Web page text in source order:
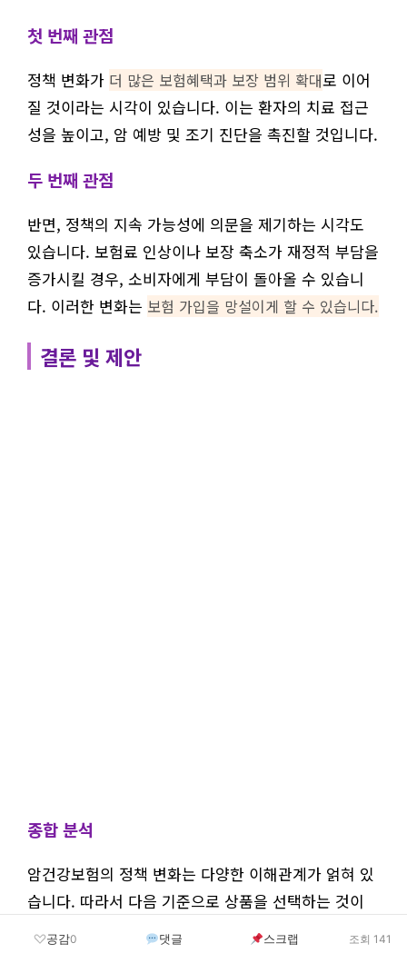
첫 번째 관점
정책 변화가 더 많은 보험혜택과 보장 범위 확대로 이어
질 것이라는 시각이 있습니다. 이는 환자의 치료 접근
성을 높이고, 암 예방 및 조기 진단을 촉진할 것입니다.
두 번째 관점
반면, 정책의 지속 가능성에 의문을 제기하는 시각도
있습니다. 보험료 인상이나 보장 축소가 재정적 부담을
증가시킬 경우, 소비자에게 부담이 돌아올 수 있습니
다. 이러한 변화는 보험 가입을 망설이게 할 수 있습니다.
결론 및 제안
종합 분석
암건강보험의 정책 변화는 다양한 이해관계가 얽혀 있
습니다. 따라서 다음 기준으로 상품을 선택하는 것이
공감0 댓글 스크랩 조회 141